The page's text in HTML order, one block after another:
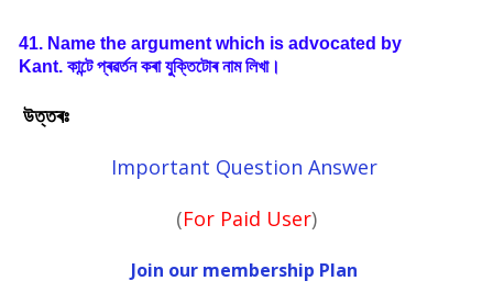
41. Name the argument which is advocated by
Kant. কান্টে প্ৰৱৰ্তন কৰা যুক্তিটোৰ নাম লিখা।
উত্তৰঃ
Important Question Answer
(For Paid User)
Join our membership Plan